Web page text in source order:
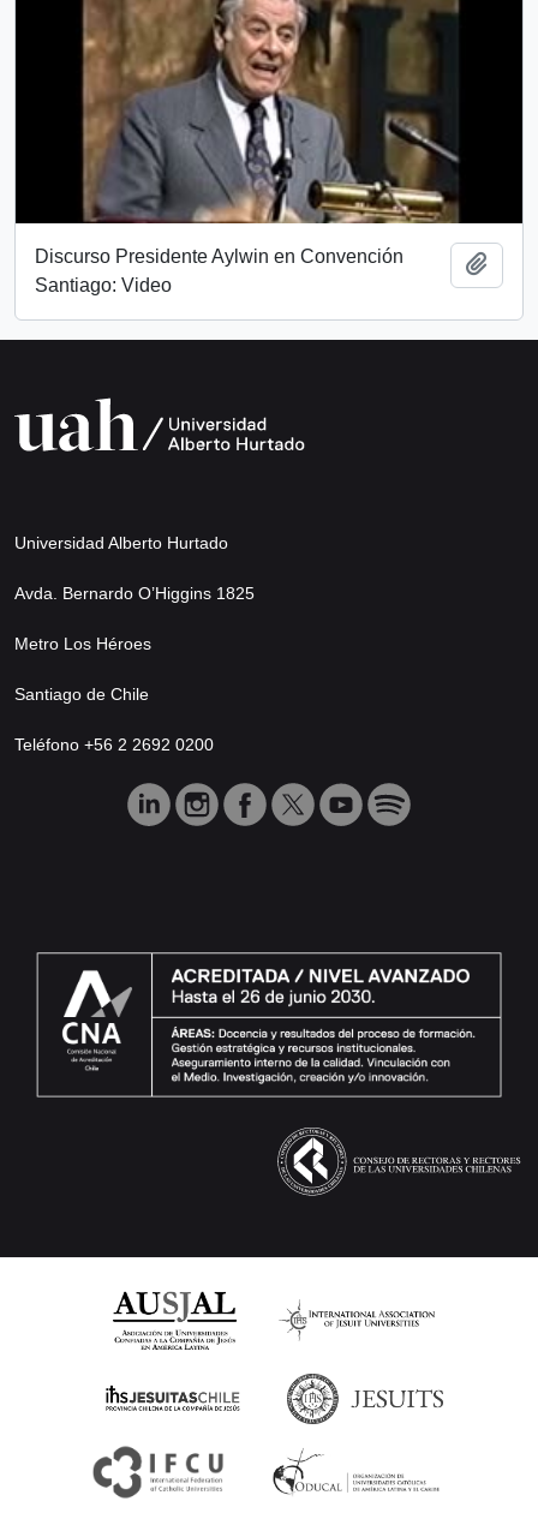
Discurso Presidente Aylwin en Convención
Santiago: Video
Universidad Alberto Hurtado
Avda. Bernardo O’Higgins 1825
Metro Los Héroes
Santiago de Chile
Teléfono +56 2 2692 0200